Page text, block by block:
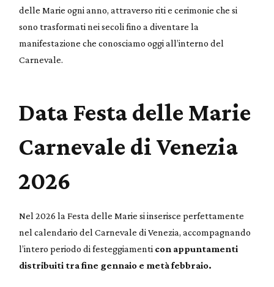
delle Marie ogni anno, attraverso riti e cerimonie che si
sono trasformati nei secoli fino a diventare la
manifestazione che conosciamo oggi all’interno del
Carnevale.
Data Festa delle Marie
Carnevale di Venezia
2026
Nel 2026 la Festa delle Marie si inserisce perfettamente
nel calendario del Carnevale di Venezia, accompagnando
l’intero periodo di festeggiamenti con appuntamenti
distribuiti tra fine gennaio e metà febbraio.